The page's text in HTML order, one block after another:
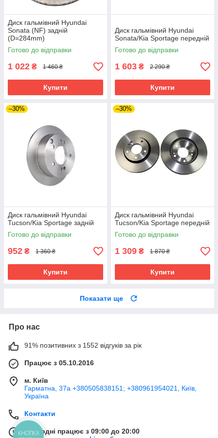
Диск гальмівний Hyundai
Sonata (NF) задній
(D=284mm)
Готово до відправки
1 022 ₴ 1 460 ₴
Купити
Диск гальмівний Hyundai
Sonata/Kia Sportage передній
Готово до відправки
1 603 ₴ 2 290 ₴
Купити
–30%
Диск гальмівний Hyundai
Tucson/Kia Sportage задній
Готово до відправки
952 ₴ 1 360 ₴
Купити
–30%
Диск гальмівний Hyundai
Tucson/Kia Sportage передній
Готово до відправки
1 309 ₴ 1 870 ₴
Купити
Показати ще
Про нас
91% позитивних з 1552 відгуків за рік
Працює з 05.10.2016
м. Київ
Гарматна, 37а +380505838151; +380961954021, Київ,
Україна
Контакти
Сьогодні працює з 09:00 до 20:00
КНОПКА